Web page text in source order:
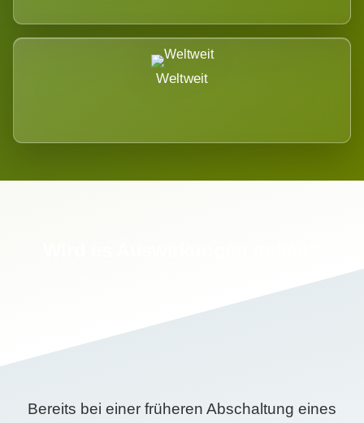
Weltweit
Bereits bei einer früheren Abschaltung eines